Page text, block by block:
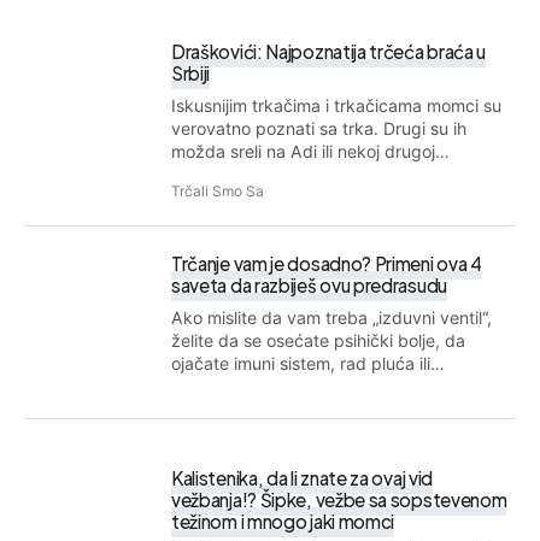
Draškovići: Najpoznatija trčeća braća u
Srbiji
Iskusnijim trkačima i trkačicama momci su
verovatno poznati sa trka. Drugi su ih
možda sreli na Adi ili nekoj drugoj…
Trčali Smo Sa
Trčanje vam je dosadno? Primeni ova 4
saveta da razbiješ ovu predrasudu
Ako mislite da vam treba „izduvni ventil“,
želite da se osećate psihički bolje, da
ojačate imuni sistem, rad pluća ili…
Kalistenika, da li znate za ovaj vid
vežbanja!? Šipke, vežbe sa sopstevenom
težinom i mnogo jaki momci